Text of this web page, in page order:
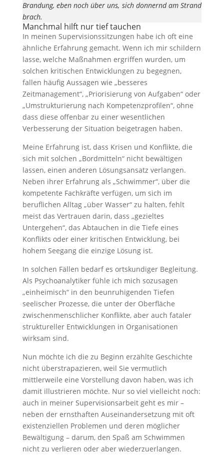
Brandung, eben noch über uns, sich donnernd am Strand
brach.
Manchmal hilft nur tief tauchen
In meinen Supervisionssitzungen habe ich oft eine
ähnliche Erfahrung gemacht. Wenn ich mir schildern
lasse, welche Maßnahmen ergriffen wurden, um
solchen kritischen Entwicklungen zu begegnen,
fallen häufig Aussagen wie „besseres
Zeitmanagement“, „Priorisierung von Aufgaben“ oder
„Umstrukturierung nach Kompetenzprofilen“, ohne
dass diese offenbar zu einer wesentlichen
Verbesserung der Situation beigetragen haben.
Meine Erfahrung ist, dass Krisen und Konflikte, die
sich mit solchen „Bordmitteln“ nicht bewältigen
lassen, einen anderen Lösungsansatz verlangen.
Neben ihrer Erfahrung als „Schwimmer“, über die
kompetente Fachkräfte verfügen, um sich im
beruflichen Alltag „über Wasser“ zu halten, fehlt
meist das Vertrauen darin, dass „gezieltes
Untergehen“, das Abtauchen in die Tiefe eines
Konflikts oder einer kritischen Entwicklung, bei
hohem Seegang die einzige Lösung ist.
In solchen Fällen bedarf es ortskundiger Begleitung.
Als Psychoanalytiker fühle ich mich sozusagen
„einheimisch“ in den beunruhigenden Tiefen
seelischer Prozesse, die unter der Oberfläche
zwischenmenschlicher Konflikte, aber auch fataler
struktureller Entwicklungen in Organisationen
wirksam sind.
Nun möchte ich die zu Beginn erzählte Geschichte
nicht überstrapazieren, weil Sie vermutlich
mittlerweile eine Vorstellung davon haben, was ich
damit illustrieren möchte. Nur so viel vielleicht noch:
auch in meiner Supervisionsarbeit geht es mir –
neben der ernsthaften Auseinandersetzung mit oft
existenziellen Problemen und deren möglicher
Bewältigung – darum, den Spaß am Schwimmen
nicht zu verlieren oder aber wiederzuerlangen.